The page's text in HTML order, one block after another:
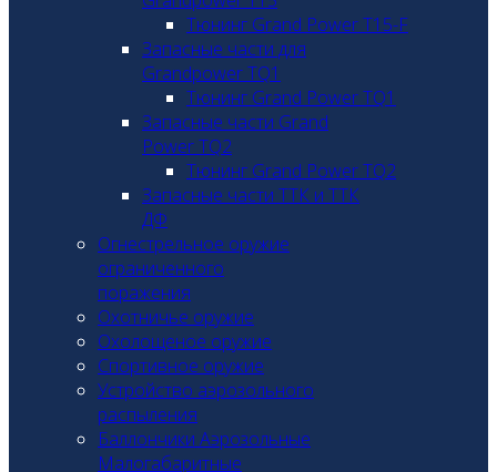
Тюнинг Grand Power T15-F
Запасные части для
Grandpower TQ1
Тюнинг Grand Power TQ1
Запасные части Grand
Power TQ2
Тюнинг Grand Power TQ2
Запасные части ТТК и ТТК
ДФ
Огнестрельное оружие
ограниченного
поражения
Охотничье оружие
Охолощеное оружие
Спортивное оружие
Устройство аэрозольного
распыления
Баллончики Аэрозольные
Малогабаритные